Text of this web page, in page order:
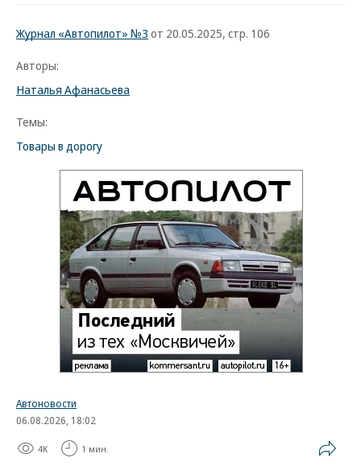
Журнал «Автопилот» №3 от 20.05.2025, стр. 106
Авторы:
Наталья Афанасьева
Темы:
Товары в дорогу
Автоновости
06.08.2026, 18:02
4K 1 мин.